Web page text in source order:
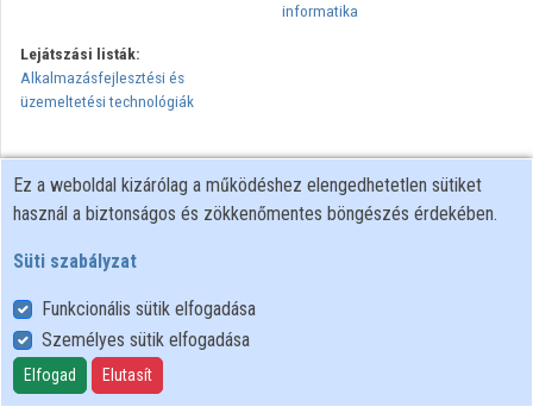
informatika
Lejátszási listák:
Alkalmazásfejlesztési és
üzemeltetési technológiák
Felhasználói szabályzat
Adatkezelési tájékoztató
Süti szabályzat
Ez a weboldal kizárólag a működéshez elengedhetetlen sütiket
használ a biztonságos és zökkenőmentes böngészés érdekében.
Süti szabályzat
Funkcionális sütik elfogadása
Személyes sütik elfogadása
Elfogad Elutasít